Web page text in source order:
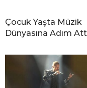
Çocuk Yaşta Müzik
Dünyasına Adım